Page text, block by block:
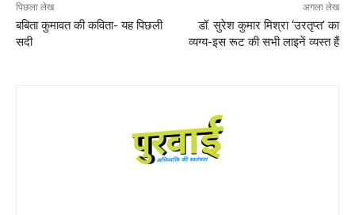
पिछला लेख
बबिता कुमावत की कविता- यह पिछली
सदी
अगला लेख
डॉ. सुरेश कुमार मिश्रा ‘उरतृप्त’ का
व्यग्य-इस रूट की सभी लाइनें व्यस्त हैं